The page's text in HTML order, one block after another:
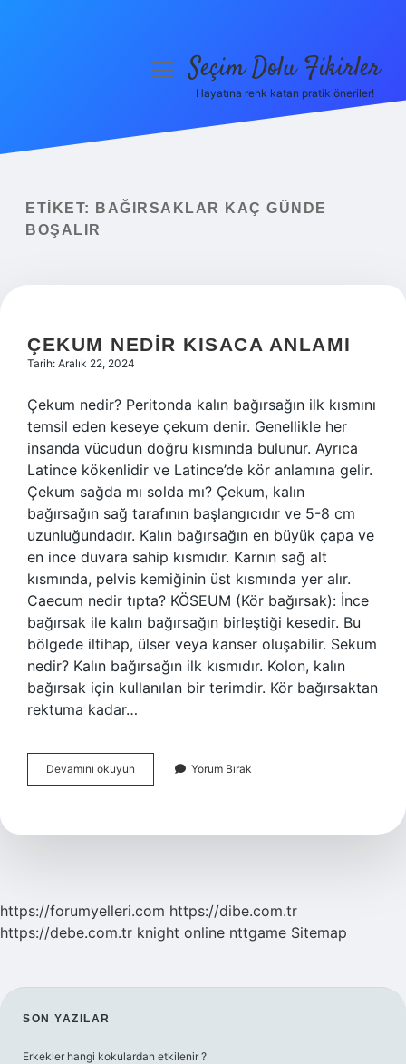
Yasal Uyarı
menüyüSeçim Dolu Fikirler
Hayatına renk katan pratik öneriler!
ETIKET:
BAĞIRSAKLAR KAÇ GÜNDE
BOŞALIR
ÇEKUM NEDIR KISACA ANLAMI
Tarih: Aralık 22, 2024
Çekum nedir? Peritonda kalın bağırsağın ilk kısmını
temsil eden keseye çekum denir. Genellikle her
insanda vücudun doğru kısmında bulunur. Ayrıca
Latince kökenlidir ve Latince’de kör anlamına gelir.
Çekum sağda mı solda mı? Çekum, kalın
bağırsağın sağ tarafının başlangıcıdır ve 5-8 cm
uzunluğundadır. Kalın bağırsağın en büyük çapa ve
en ince duvara sahip kısmıdır. Karnın sağ alt
kısmında, pelvis kemiğinin üst kısmında yer alır.
Caecum nedir tıpta? KÖSEUM (Kör bağırsak): İnce
bağırsak ile kalın bağırsağın birleştiği kesedir. Bu
bölgede iltihap, ülser veya kanser oluşabilir. Sekum
nedir? Kalın bağırsağın ilk kısmıdır. Kolon, kalın
bağırsak için kullanılan bir terimdir. Kör bağırsaktan
rektuma kadar…
Devamını okuyun
Nedir
Yorum Bırak
https://forumyelleri.com https://dibe.com.tr
https://debe.com.tr knight online nttgame Sitemap
SIDEBAR
SON YAZILAR
Erkekler hangi kokulardan etkilenir ?